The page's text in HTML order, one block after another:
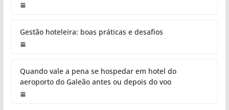
Gestão hoteleira: boas práticas e desafios
Quando vale a pena se hospedar em hotel do
aeroporto do Galeão antes ou depois do voo